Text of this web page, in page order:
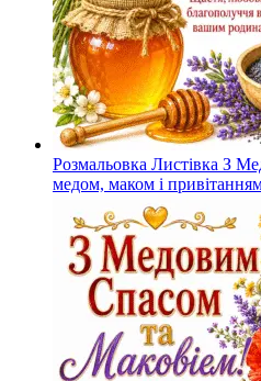
Розмальовка Листівка З
медом, маком і